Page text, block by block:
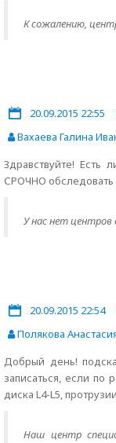
К сожалению,
20.09.2015 22:55
Вахаева Галина
Здравствуйте!
СРОЧНО обследовать
У нас нет центров
20.09.2015 22:54
Полякова
Добрый день!
записаться, если по
диска L4-L5,
Наш центр